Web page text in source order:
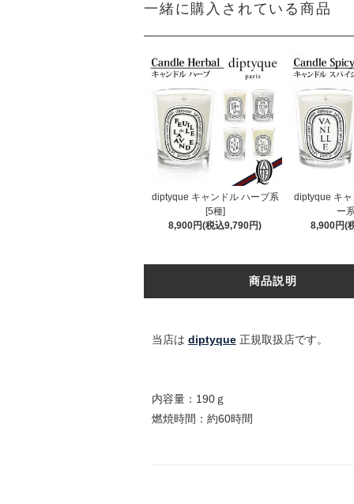
一緒に購入されている商品
diptyque キャンドル ハーブ系
[5種]
8,900円(税込9,790円)
diptyque キ
ー
8,900円(
商品説明
当店は diptyque正規取扱店です。
内容量：190ｇ
燃焼時間：約60時間